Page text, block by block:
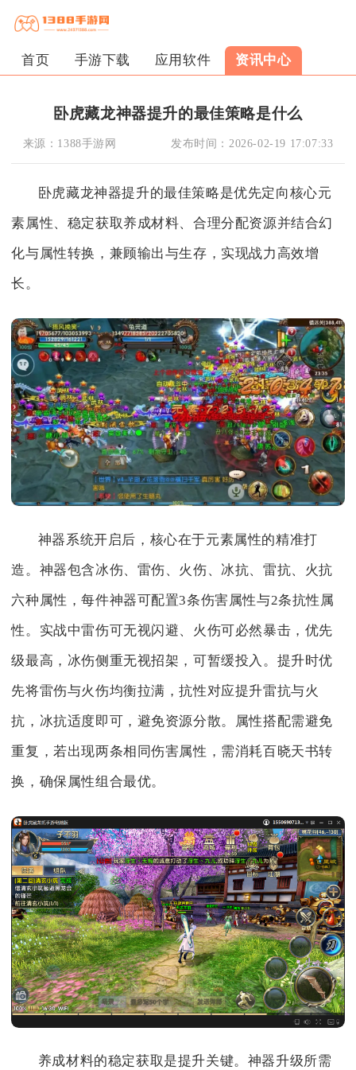
首页 手游下载 应用软件 资讯中心
卧虎藏龙神器提升的最佳策略是什么
来源： 1388手游网 发布时间： 2026-02-19 17:07:33
卧虎藏龙神器提升的最佳策略是优先定向核心元
素属性、稳定获取养成材料、合理分配资源并结合幻
化与属性转换，兼顾输出与生存，实现战力高效增
长。
神器系统开启后，核心在于元素属性的精准打
造。神器包含冰伤、雷伤、火伤、冰抗、雷抗、火抗
六种属性，每件神器可配置3条伤害属性与2条抗性属
性。实战中雷伤可无视闪避、火伤可必然暴击，优先
级最高，冰伤侧重无视招架，可暂缓投入。提升时优
先将雷伤与火伤均衡拉满，抗性对应提升雷抗与火
抗，冰抗适度即可，避免资源分散。属性搭配需避免
重复，若出现两条相同伤害属性，需消耗百晓天书转
换，确保属性组合最优。
养成材料的稳定获取是提升关键。神器升级所需